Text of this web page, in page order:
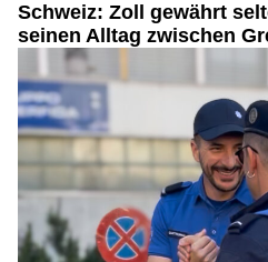
Schweiz: Zoll gewährt
seinen Alltag zwischen